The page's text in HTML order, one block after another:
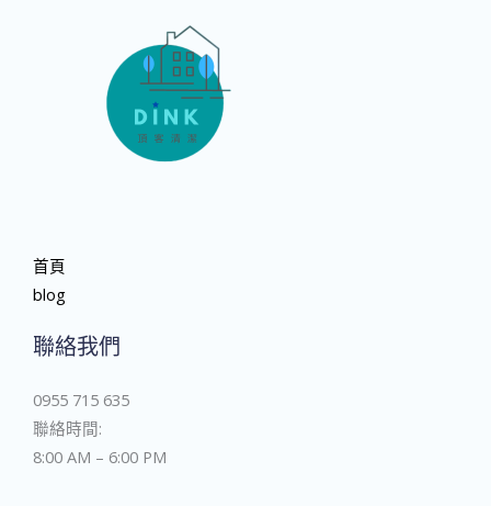
首頁
blog
聯絡我們
0955 715 635
聯絡時間:
8:00 AM – 6:00 PM